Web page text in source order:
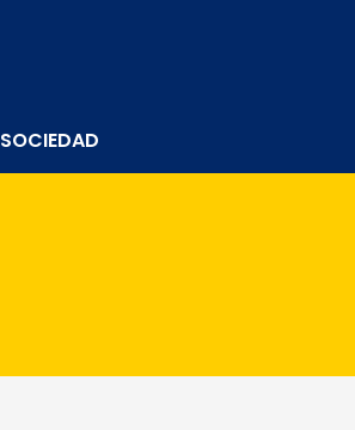
SOCIEDAD